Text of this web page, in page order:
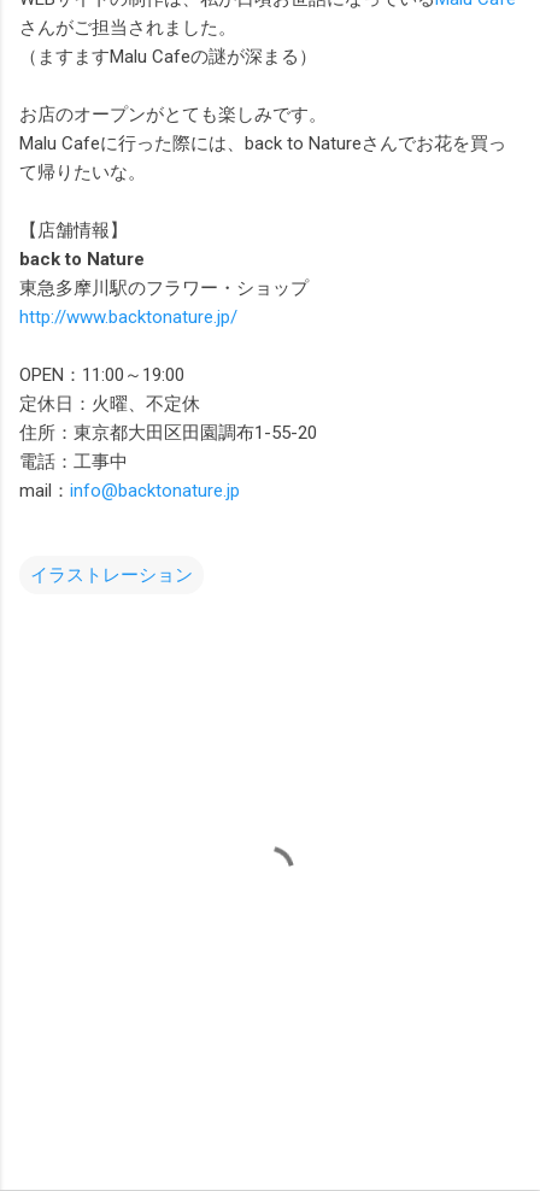
さんがご担当されました。
（ますますMalu Cafeの謎が深まる）
お店のオープンがとても楽しみです。
Malu Cafeに行った際には、back to Natureさんでお花を買っ
て帰りたいな。
【店舗情報】
back to Nature
東急多摩川駅のフラワー・ショップ
http://www.backtonature.jp/
OPEN：11:00～19:00
定休日：火曜、不定休
住所：東京都大田区田園調布1-55-20
電話：工事中
mail： info@backtonature.jp
イラストレーション